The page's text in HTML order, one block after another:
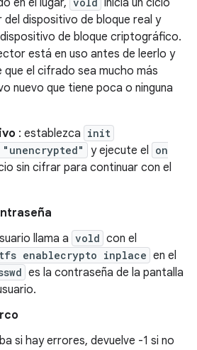
en el lugar,
inicia un ciclo
dispositivo de bloque real y
de bloque criptográfico.
está en uso antes de leerlo y
que el cifrado sea mucho más
nuevo que tiene poca o ninguna
: establezca init
y ejecute el on
sin cifrar para continuar con el
llama a vold con el
enablecrypto inplace en el
es la contraseña de la pantalla
si hay errores, devuelve -1 si no